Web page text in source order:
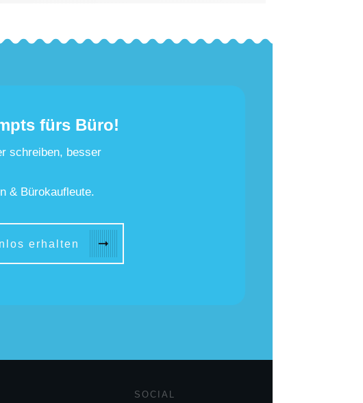
fürs Büro!
schreiben, besser
& Bürokaufleute.
erhalten
SOCIAL